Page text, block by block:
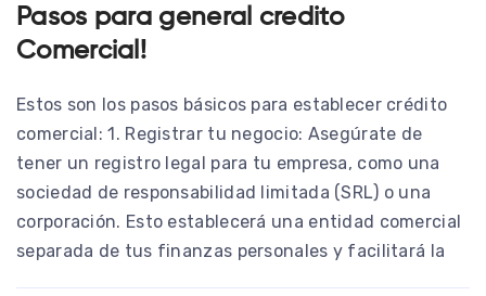
Pasos para general credito
Comercial!
Estos son los pasos básicos para establecer crédito
comercial: 1. Registrar tu negocio: Asegúrate de
tener un registro legal para tu empresa, como una
sociedad de responsabilidad limitada (SRL) o una
corporación. Esto establecerá una entidad comercial
separada de tus finanzas personales y facilitará la